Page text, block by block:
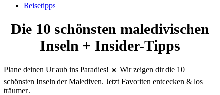
Reisetipps
Die 10 schönsten maledivischen
Inseln + Insider-Tipps
Plane deinen Urlaub ins Paradies! ☀️ Wir zeigen dir die 10
schönsten Inseln der Malediven. Jetzt Favoriten entdecken & los
träumen.